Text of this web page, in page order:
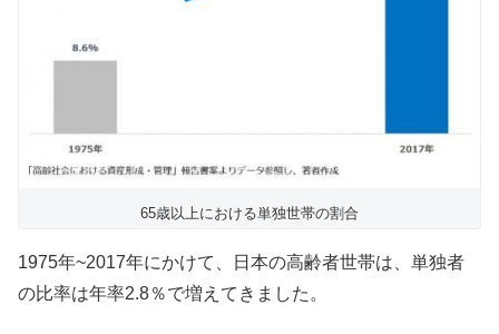
65歳以上における単独世帯の割合
1975年~2017年にかけて、日本の高齢者世帯は、単独者
の比率は年率2.8％で増えてきました。